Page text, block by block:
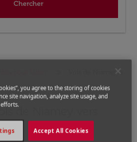
Chercher
Vols de Niamey a
de Niamey vers
pour les options populaires
you agree to the storing of cookies
site navigation, analyze site usage, and
Accept All Cookies